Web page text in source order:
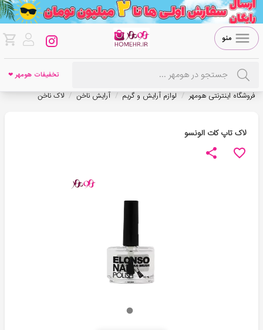
منو
تخفیفات هومهر ❤
فروشگاه اینترنتی هومهر / لوازم آرایش و گریم / آرایش ناخن / لاک ناخن
لاک تاپ کات الونسو